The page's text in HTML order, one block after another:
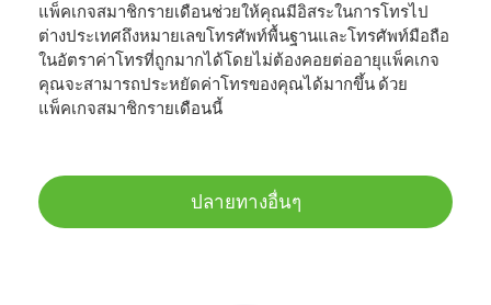
แพ็คเกจสมาชิกรายเดือนช่วยให้คุณมีอิสระในการโทรไป
ต่างประเทศถึงหมายเลขโทรศัพท์พื้นฐานและโทรศัพท์มือถือ
ในอัตราค่าโทรที่ถูกมากได้โดยไม่ต้องคอยต่ออายุแพ็คเกจ
คุณจะสามารถประหยัดค่าโทรของคุณได้มากขึ้น ด้วย
แพ็คเกจสมาชิกรายเดือนนี้
ปลายทางอื่นๆ